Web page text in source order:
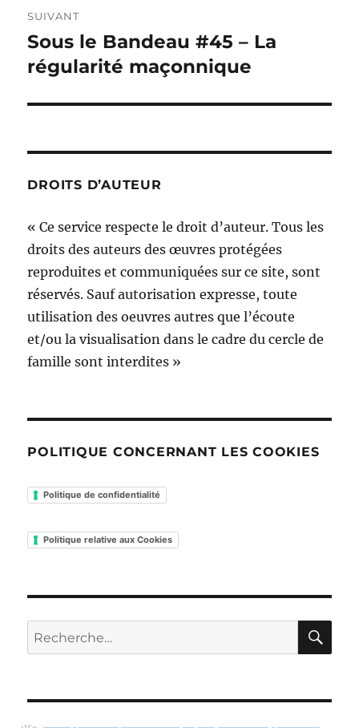
SUIVANT
Publication
suivante :
Sous le Bandeau #45 – La
régularité maçonnique
DROITS D’AUTEUR
« Ce service respecte le droit d’auteur. Tous les
droits des auteurs des œuvres protégées
reproduites et communiquées sur ce site, sont
réservés. Sauf autorisation expresse, toute
utilisation des oeuvres autres que l’écoute
et/ou la visualisation dans le cadre du cercle de
famille sont interdites »
POLITIQUE CONCERNANT LES COOKIES
Politique de confidentialité
Politique relative aux Cookies
Recherche
pour :